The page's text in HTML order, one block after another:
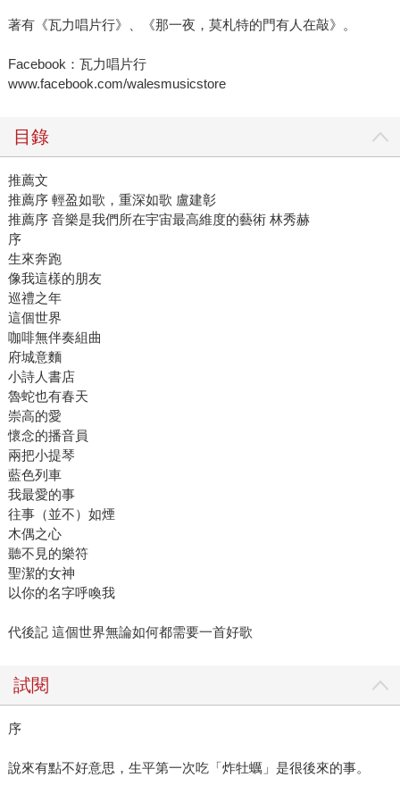
著有《瓦力唱片行》、《那一夜，莫札特的門有人在敲》。
Facebook：瓦力唱片行
www.facebook.com/walesmusicstore
目錄
推薦文
推薦序 輕盈如歌，重深如歌 盧建彰
推薦序 音樂是我們所在宇宙最高維度的藝術 林秀赫
序
生來奔跑
像我這樣的朋友
巡禮之年
這個世界
咖啡無伴奏組曲
府城意麵
小詩人書店
魯蛇也有春天
崇高的愛
懷念的播音員
兩把小提琴
藍色列車
我最愛的事
往事（並不）如煙
木偶之心
聽不見的樂符
聖潔的女神
以你的名字呼喚我
代後記 這個世界無論如何都需要一首好歌
試閱
序
說來有點不好意思，生平第一次吃「炸牡蠣」是很後來的事。